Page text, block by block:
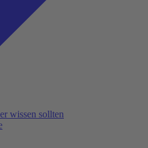
wissen sollten